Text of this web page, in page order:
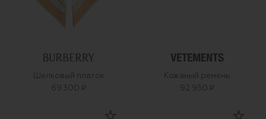
Шелковый платок
69 300 ₽
Кожаный ремень
92 950 ₽